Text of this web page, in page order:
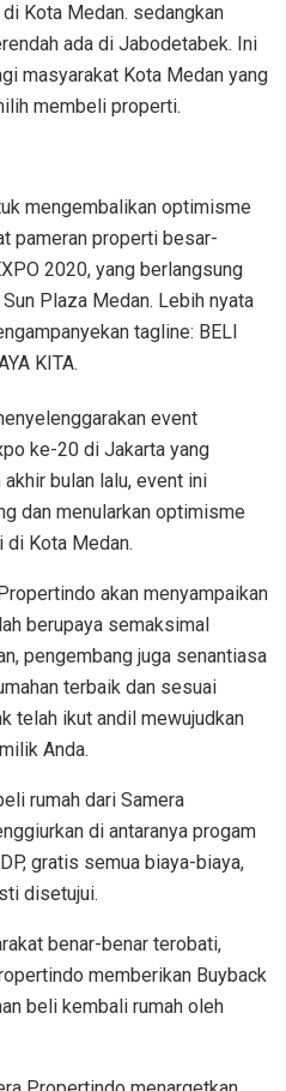
Kota Medan. sedangkan
ada di Jabodetabek. Ini
masyarakat Kota Medan yang
membeli properti.
mengembalikan optimisme
pameran properti besar-
2020, yang berlangsung
Plaza Medan. Lebih nyata
tagline: BELI
KITA.
event
ke-20 di Jakarta yang
bulan lalu, event ini
dan menularkan optimisme
Kota Medan.
akan menyampaikan
berupaya semaksimal
pengembang juga senantiasa
terbaik dan sesuai
telah ikut andil mewujudkan
Anda.
rumah dari Samera
di antaranya progam
gratis semua biaya-biaya,
disetujui.
benar-benar terobati,
memberikan Buyback
beli kembali rumah oleh